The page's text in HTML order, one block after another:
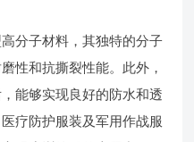
分子材料，其独特的分子
性和抗撕裂性能。此外，
能够实现良好的防水和透
疗防护服装及军用作战服